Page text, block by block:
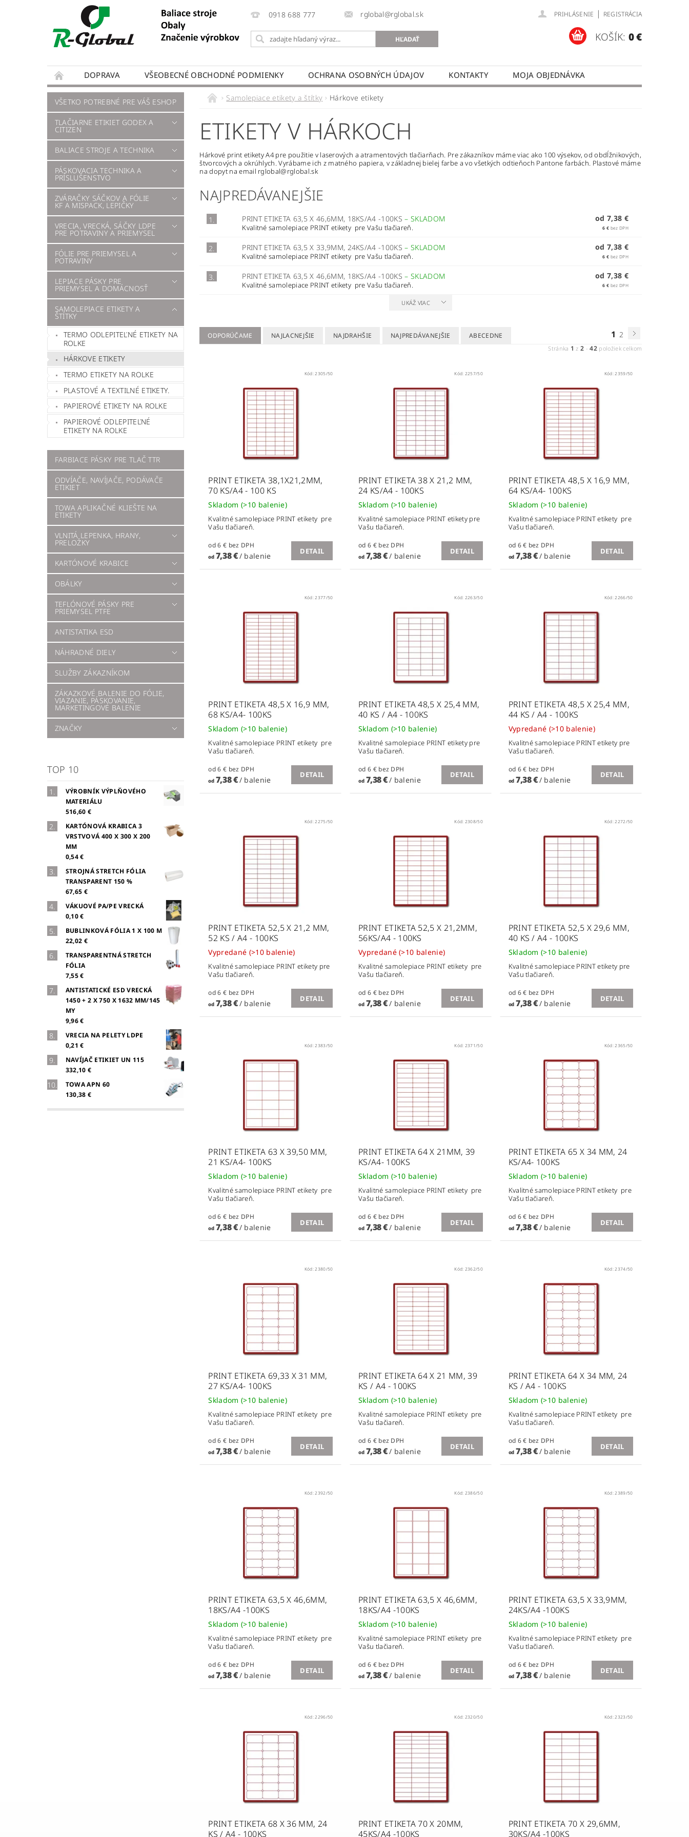
0918 688 777 rglobal@rglobal.sk PRIHLÁSENIE | REGISTRÁCIA
KOŠÍK: 0 €
DOPRAVA VŠEOBECNÉ OBCHODNÉ PODMIENKY OCHRANA OSOBNÝCH ÚDAJOV KONTAKTY MOJA OBJEDNÁVKA
VŠETKO POTREBNÉ PRE VÁŠ ESHOP
TLAČIARNE ETIKIET GODEX A
CITIZEN
BALIACE STROJE A TECHNIKA
PÁSKOVACIA TECHNIKA A
PRÍSLUŠENSTVO
ZVÁRAČKY SÁČKOV A FÓLIE
KF A MISPACK, LEPIČKY
VRECIA, VRECKÁ, SÁČKY LDPE
PRE POTRAVINY A PRIEMYSEL
FÓLIE PRE PRIEMYSEL A
POTRAVINY
LEPIACE PÁSKY PRE
PRIEMYSEL A DOMÁCNOSŤ
SAMOLEPIACE ETIKETY A
ŠTÍTKY
TERMO ODLEPITEĽNÉ ETIKETY NA
ROLKE
HÁRKOVE ETIKETY
TERMO ETIKETY NA ROLKE
PLASTOVÉ A TEXTILNÉ ETIKETY.
PAPIEROVÉ ETIKETY NA ROLKE
PAPIEROVÉ ODLEPITEĽNÉ
ETIKETY NA ROLKE
FARBIACE PÁSKY PRE TLAČ TTR
ODVÍAČE, NAVÍJAČE, PODÁVAČE
ETIKIET
TOWA APLIKAČNÉ KLIEŠTE NA
ETIKETY
VLNITÁ LEPENKA, HRANY,
PRELOŽKY
KARTÓNOVÉ KRABICE
OBÁLKY
TEFLÓNOVÉ PÁSKY PRE
PRIEMYSEL PTFE
ANTISTATIKA ESD
NÁHRADNÉ DIELY
SLUŽBY ZÁKAZNÍKOM
ZÁKAZKOVÉ BALENIE DO FÓLIE,
VIAZANIE, PÁSKOVANIE,
MARKETINGOVÉ BALENIE
ZNAČKY
TOP 10
VÝROBNÍK VÝPLŇOVÉHO
MATERIÁLU
516,60 €
KARTÓNOVÁ KRABICA 3
VRSTVOVÁ 400 X 300 X 200
MM
0,54 €
STROJNÁ STRETCH FÓLIA
TRANSPARENT 150 %
67,65 €
VÁKUOVÉ PA/PE VRECKÁ
0,10 €
BUBLINKOVÁ FÓLIA 1 X 100 M
22,02 €
TRANSPARENTNÁ STRETCH
FÓLIA
7,55 €
ANTISTATICKÉ ESD VRECKÁ
1450 + 2 X 750 X 1632 MM/145
MY
9,96 €
VRECIA NA PELETY LDPE
0,21 €
NAVÍJAČ ETIKIET UN 115
332,10 €
TOWA APN 60
130,38 €
Samolepiace etikety a štítky Hárkove etikety
ETIKETY V HÁRKOCH
Hárkové print etikety A4 pre použitie v laserových a atramentových tlačiarňach. Pre zákazníkov máme viac ako 100 výsekov, od obdĺžnikových,
štvorcových a okrúhlych. Vyrábame ich z matného papiera, v základnej bielej farbe a vo všetkých odtieňoch Pantone farbách. Plastové máme
na dopyt na email rglobal@rglobal.sk
NAJPREDÁVANEJŠIE
1. PRINT ETIKETA 63,5 X 46,6MM, 18KS/A4 -100KS– SKLADOM
Kvalitné samolepiace PRINT etikety pre Vašu tlačiareň.
od 7,38 €
6 € bez DPH
2. PRINT ETIKETA 63,5 X 33,9MM, 24KS/A4 -100KS– SKLADOM
Kvalitné samolepiace PRINT etikety pre Vašu tlačiareň.
od 7,38 €
6 € bez DPH
3. PRINT ETIKETA 63,5 X 46,6MM, 18KS/A4 -100KS– SKLADOM
Kvalitné samolepiace PRINT etikety pre Vašu tlačiareň.
od 7,38 €
6 € bez DPH
UKÁŽ VIAC
ODPORÚČAME NAJLACNEJŠIE NAJDRAHŠIE NAJPREDÁVANEJŠIE ABECEDNE 1 2
Stránka 1 z2 -42 položiek celkom
Kód:2305/50
PRINT ETIKETA 38,1X21,2MM,
70 KS/A4 - 100 KS
Skladom (>10 balenie)
Kvalitné samolepiace PRINT etikety pre
Vašu tlačiareň.
od 6 € bez DPH
od7,38 €/ balenie
DETAIL
Kód: 2257/50
PRINT ETIKETA 38 X 21,2 MM,
24 KS/A4 - 100KS
Skladom (>10 balenie)
Kvalitné samolepiace PRINT etikety pre
Vašu tlačiareň.
od 6 € bez DPH
od7,38 €/ balenie
DETAIL
Kód:2359/50
PRINT ETIKETA 48,5 X 16,9 MM,
64 KS/A4- 100KS
Skladom(>10 balenie)
Kvalitné samolepiace PRINT etikety pre
Vašu tlačiareň.
od 6 € bez DPH
od7,38 €/ balenie
DETAIL
Kód:2377/50
PRINT ETIKETA 48,5 X 16,9 MM,
68 KS/A4- 100KS
Skladom (>10 balenie)
Kvalitné samolepiace PRINT etikety pre
Vašu tlačiareň.
od 6 € bez DPH
od7,38 €/ balenie
DETAIL
Kód: 2263/50
PRINT ETIKETA 48,5 X 25,4 MM,
40 KS / A4 - 100KS
Skladom (>10 balenie)
Kvalitné samolepiace PRINT etikety pre
Vašu tlačiareň.
od 6 € bez DPH
od7,38 €/ balenie
DETAIL
Kód:2266/50
PRINT ETIKETA 48,5 X 25,4 MM,
44 KS / A4 - 100KS
Vypredané (>10 balenie)
Kvalitné samolepiace PRINT etikety pre
Vašu tlačiareň.
od 6 € bez DPH
od7,38 €/ balenie
DETAIL
Kód:2275/50
PRINT ETIKETA 52,5 X 21,2 MM,
52 KS / A4 - 100KS
Vypredané (>10 balenie)
Kvalitné samolepiace PRINT etikety pre
Vašu tlačiareň.
od 6 € bez DPH
od7,38 €/ balenie
DETAIL
Kód: 2308/50
PRINT ETIKETA 52,5 X 21,2MM,
56KS/A4 - 100KS
Vypredané(>10 balenie)
Kvalitné samolepiace PRINT etikety pre
Vašu tlačiareň.
od 6 € bez DPH
od7,38 €/ balenie
DETAIL
Kód:2272/50
PRINT ETIKETA 52,5 X 29,6 MM,
40 KS / A4 - 100KS
Skladom(>10 balenie)
Kvalitné samolepiace PRINT etikety pre
Vašu tlačiareň.
od 6 € bez DPH
od7,38 €/ balenie
DETAIL
Kód:2383/50
PRINT ETIKETA 63 X 39,50 MM,
21 KS/A4- 100KS
Skladom (>10 balenie)
Kvalitné samolepiace PRINT etikety pre
Vašu tlačiareň.
od 6 € bez DPH
od7,38 €/ balenie
DETAIL
Kód: 2371/50
PRINT ETIKETA 64 X 21MM, 39
KS/A4- 100KS
Skladom (>10 balenie)
Kvalitné samolepiace PRINT etikety pre
Vašu tlačiareň.
od 6 € bez DPH
od7,38 €/ balenie
DETAIL
Kód:2365/50
PRINT ETIKETA 65 X 34 MM, 24
KS/A4- 100KS
Skladom(>10 balenie)
Kvalitné samolepiace PRINT etikety pre
Vašu tlačiareň.
od 6 € bez DPH
od7,38 €/ balenie
DETAIL
Kód:2380/50
PRINT ETIKETA 69,33 X 31 MM,
27 KS/A4- 100KS
Skladom (>10 balenie)
Kvalitné samolepiace PRINT etikety pre
Vašu tlačiareň.
od 6 € bez DPH
od7,38 €/ balenie
DETAIL
Kód: 2362/50
PRINT ETIKETA 64 X 21 MM, 39
KS / A4 - 100KS
Skladom (>10 balenie)
Kvalitné samolepiace PRINT etikety pre
Vašu tlačiareň.
od 6 € bez DPH
od7,38 €/ balenie
DETAIL
Kód:2374/50
PRINT ETIKETA 64 X 34 MM, 24
KS / A4 - 100KS
Skladom(>10 balenie)
Kvalitné samolepiace PRINT etikety pre
Vašu tlačiareň.
od 6 € bez DPH
od7,38 €/ balenie
DETAIL
Kód:2392/50
PRINT ETIKETA 63,5 X 46,6MM,
18KS/A4 -100KS
Skladom (>10 balenie)
Kvalitné samolepiace PRINT etikety pre
Vašu tlačiareň.
od 6 € bez DPH
od7,38 €/ balenie
DETAIL
Kód: 2386/50
PRINT ETIKETA 63,5 X 46,6MM,
18KS/A4 -100KS
Skladom (>10 balenie)
Kvalitné samolepiace PRINT etikety pre
Vašu tlačiareň.
od 6 € bez DPH
od7,38 €/ balenie
DETAIL
Kód:2389/50
PRINT ETIKETA 63,5 X 33,9MM,
24KS/A4 -100KS
Skladom(>10 balenie)
Kvalitné samolepiace PRINT etikety pre
Vašu tlačiareň.
od 6 € bez DPH
od7,38 €/ balenie
DETAIL
Kód:2296/50
PRINT ETIKETA 68 X 36 MM, 24
KS / A4 - 100KS
Kód: 2320/50
PRINT ETIKETA 70 X 20MM,
45KS/A4 -100KS
Kód:2323/50
PRINT ETIKETA 70 X 29,6MM,
30KS/A4 -100KS